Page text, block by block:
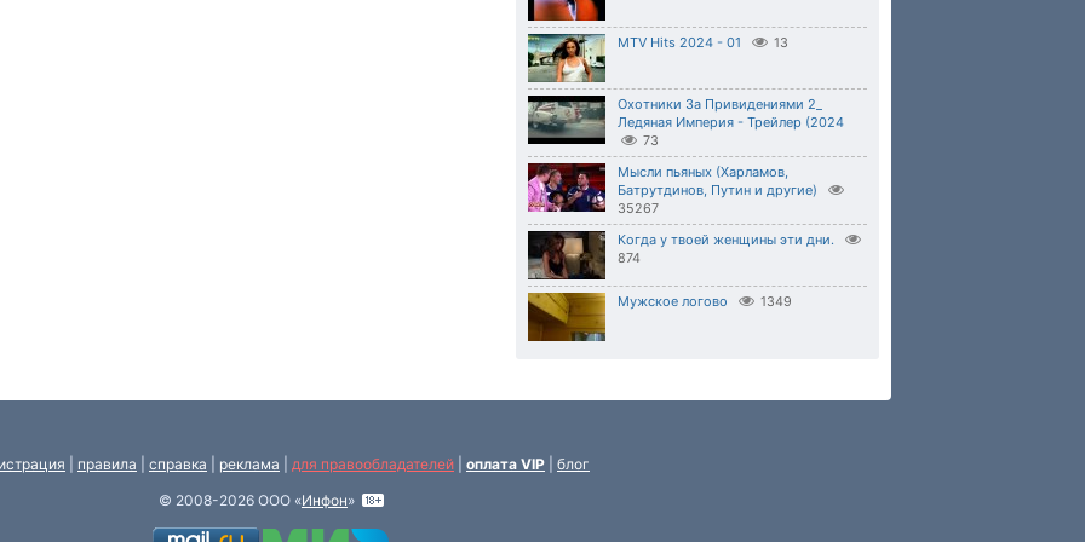
MTV Hits 2024 - 01 13
Охотники За Привидениями 2_
Ледяная Империя - Трейлер (2024
73
Мысли пьяных (Харламов,
Батрутдинов, Путин и другие)
35267
Когда у твоей женщины эти дни.
874
Мужское логово 1349
правила справка реклама для правообладателей оплата VIP
блог
© 2008-2026 ООО «Инфон»